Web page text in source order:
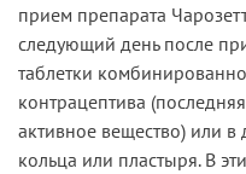
прием препарата
следующий день после
таблетки
контрацептива
активное вещество) или в
кольца или пластыря. В